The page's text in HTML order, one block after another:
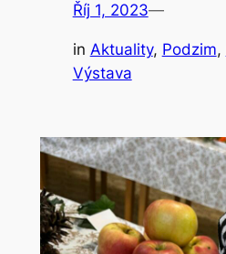
Říj 1, 2023—
in Aktuality, Podzim,
Výstava